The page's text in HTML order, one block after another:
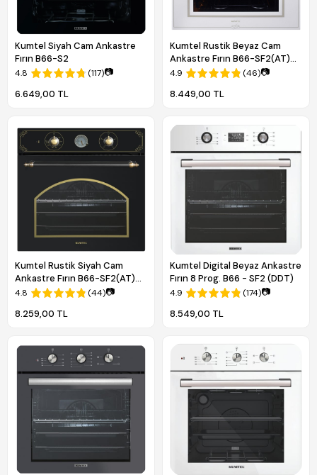
Kumtel Siyah Cam Ankastre
Fırın B66-S2
4.8 (117)📷
6.649,00 TL
Kumtel Rustik Beyaz Cam
Ankastre Fırın B66-SF2(AT)
(4PRO)
4.9 (46)📷
8.449,00 TL
Kumtel Rustik Siyah Cam
Ankastre Fırın B66-SF2(AT)
(4PRO)
4.8 (44)📷
8.259,00 TL
Kumtel Digital Beyaz Ankastre
Fırın 8 Prog. B66 - SF2 (DDT)
4.9 (174)📷
8.549,00 TL